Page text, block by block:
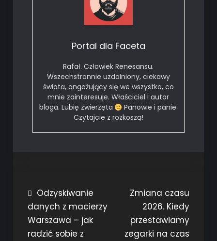
Portal dla Faceta
Rafał. Człowiek Renesansu.
Wszechstronnie uzdolniony, ciekawy
świata, angażujący się we wszystko, co
mnie zainteresuje. Właściciel i autor
bloga. Lubię zwierzęta
Panowie i panie.
Czytajcie z rozkoszą!
Nawigacja
wpisu
Odzyskiwanie
danych z macierzy
Warszawa – jak
radzić sobie z
Zmiana czasu
2026. Kiedy
przestawiamy
zegarki na czas